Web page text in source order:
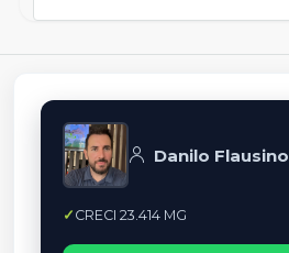
Danilo Flausino
CRECI 23.414 MG